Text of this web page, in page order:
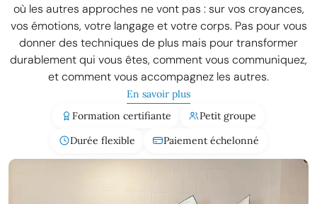
où les autres approches ne vont pas : sur vos croyances,
vos émotions, votre langage et votre corps. Pas pour vous
donner des techniques de plus mais pour transformer
durablement qui vous êtes, comment vous communiquez,
et comment vous accompagnez les autres.
En savoir plus
Formation certifiante
Petit groupe
Durée flexible
Paiement échelonné